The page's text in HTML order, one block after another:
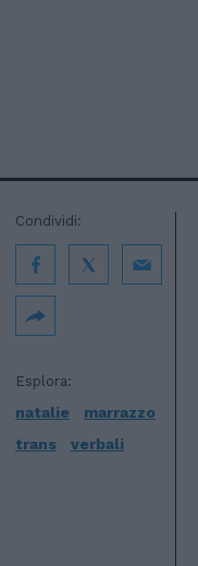
Esplora:
natalie
marrazzo
trans
verbali
Condividi: